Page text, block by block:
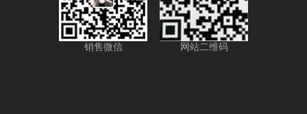
销售微信 网站二维码